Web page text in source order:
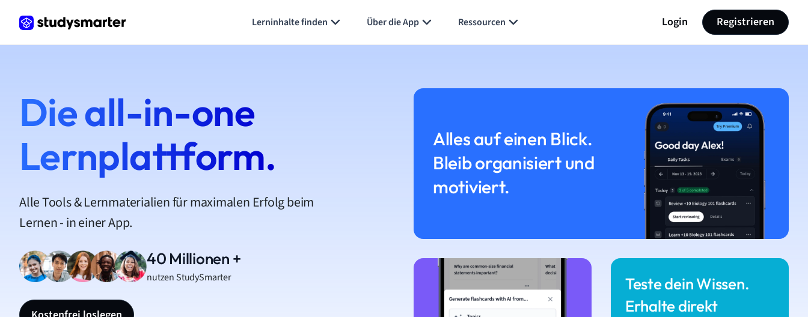
Lerninhalte finden Über die App Ressourcen Login Registrieren
Die all-in-one
Lernplattform.
Alle Tools & Lernmaterialien für maximalen Erfolg beim
Lernen - in einer App.
40 Millionen +
nutzen StudySmarter
Alles auf einen Blick.
Bleib organisiert und
motiviert.
Teste dein Wissen.
Erhalte direkt